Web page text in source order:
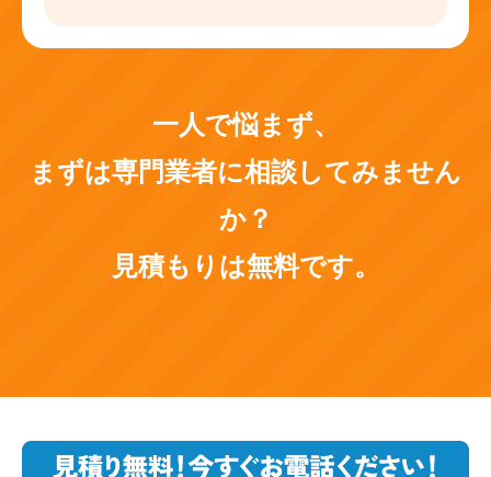
一人で悩まず、
まずは専門業者に相談してみません
か？
見積もりは無料です。